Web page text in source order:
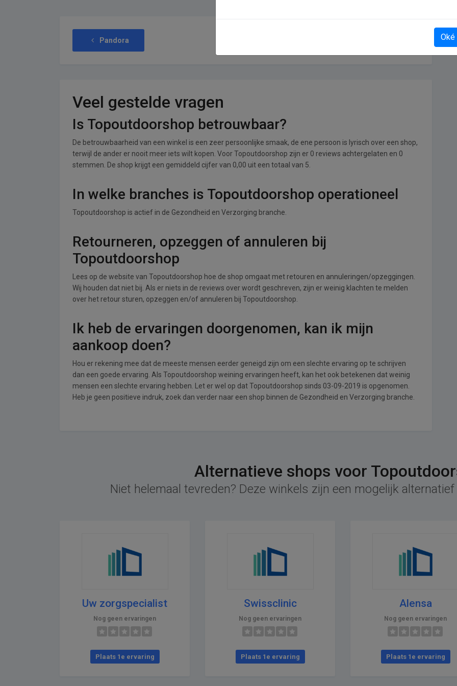
Pandora
Veel gestelde vragen
Is Topoutdoorshop betrouwbaar?
De betrouwbaarheid van een winkel is een zeer persoonlijke smaak, de ene persoon is lyrisch over een shop,
terwijl de ander er nooit meer iets wilt kopen. Voor Topoutdoorshop zijn er 0 reviews achtergelaten en 0
stemmen. De shop krijgt een gemiddeld cijfer van 0,00 uit een totaal van 5.
In welke branches is Topoutdoorshop operationeel
Topoutdoorshop is actief in de Gezondheid en Verzorging branche.
Retourneren, opzeggen of annuleren bij
Topoutdoorshop
Lees op de website van Topoutdoorshop hoe de shop omgaat met retouren en annuleringen/opzeggingen.
Wij houden dat niet bij. Als er niets in de reviews over wordt geschreven, zijn er weinig klachten te melden
over het retour sturen, opzeggen en/of annuleren bij Topoutdoorshop.
Ik heb de ervaringen doorgenomen, kan ik mijn
aankoop doen?
Hou er rekening mee dat de meeste mensen eerder geneigd zijn om een slechte ervaring op te schrijven
dan een goede ervaring. Als Topoutdoorshop weining ervaringen heeft, kan het ook betekenen dat weinig
mensen een slechte ervaring hebben. Let er wel op dat Topoutdoorshop sinds 03-09-2019 is opgenomen.
Heb je geen positieve indruk, zoek dan verder naar een shop binnen de Gezondheid en Verzorging branche.
Alternatieve shops voor
Niet helemaal tevreden? Deze winkels zijn een mogelijk
Uw zorgspecialist
Nog geen ervaringen
Plaats 1e ervaring
Swissclinic
Nog geen ervaringen
Plaats 1e ervaring
Alensa
Nog geen ervaringen
Plaats 1e ervaring
Oké